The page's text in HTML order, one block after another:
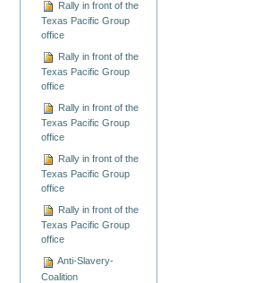
Rally in front of the
Texas Pacific Group
office
Rally in front of the
Texas Pacific Group
office
Rally in front of the
Texas Pacific Group
office
Rally in front of the
Texas Pacific Group
office
Rally in front of the
Texas Pacific Group
office
Anti-Slavery-
Coalition